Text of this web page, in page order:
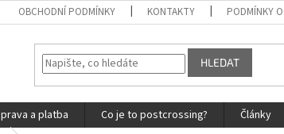
OBCHODNÍ PODMÍNKY KONTAKTY PODMÍNKY
HLEDAT
a platba Co je to postcrossing?
Články